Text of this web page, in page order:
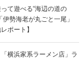
て遊べる“海辺の道の
勢海老が丸ごと一尾」
ポート】
横浜家系ラーメン店」ラ